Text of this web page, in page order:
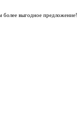
выгодное предложение!